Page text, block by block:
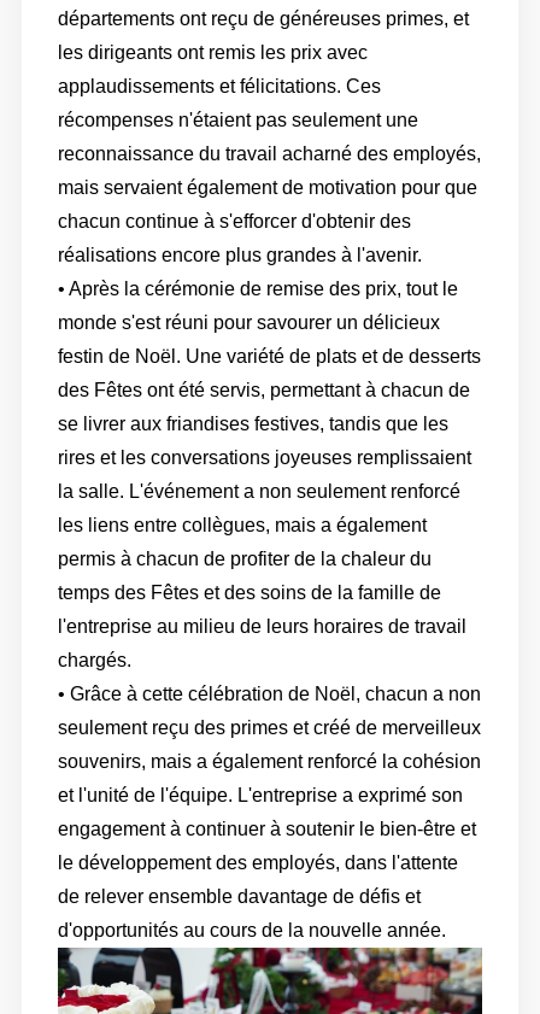
départements ont reçu de généreuses primes, et
les dirigeants ont remis les prix avec
applaudissements et félicitations. Ces
récompenses n'étaient pas seulement une
reconnaissance du travail acharné des employés,
mais servaient également de motivation pour que
chacun continue à s'efforcer d'obtenir des
réalisations encore plus grandes à l'avenir.
• Après la cérémonie de remise des prix, tout le
monde s'est réuni pour savourer un délicieux
festin de Noël. Une variété de plats et de desserts
des Fêtes ont été servis, permettant à chacun de
se livrer aux friandises festives, tandis que les
rires et les conversations joyeuses remplissaient
la salle. L'événement a non seulement renforcé
les liens entre collègues, mais a également
permis à chacun de profiter de la chaleur du
temps des Fêtes et des soins de la famille de
l'entreprise au milieu de leurs horaires de travail
chargés.
• Grâce à cette célébration de Noël, chacun a non
seulement reçu des primes et créé de merveilleux
souvenirs, mais a également renforcé la cohésion
et l'unité de l'équipe. L'entreprise a exprimé son
engagement à continuer à soutenir le bien-être et
le développement des employés, dans l'attente
de relever ensemble davantage de défis et
d'opportunités au cours de la nouvelle année.